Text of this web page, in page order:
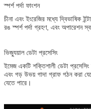
স্পর্শ পর্দা ফাংশন
চীনা এবং ইংরেজির মধ্যে দ্বিভাষিক
রঙ স্পর্শ পর্দা গ্রহণ, এবং অপারেশন
ভিজ্যুয়াল ডেটা প্রসেসিং
ইমেজ একটি শক্তিশালী ডেটা
এবং গড় উভয় গাদা গ্রাফ গঠন করা
যেতে পারে।